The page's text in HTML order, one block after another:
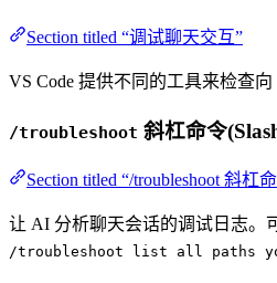
Section titled “调试聊天交互”
VS Code 提供不同的工具来检查
/troubleshoot 斜杠命令
Section titled “/troubleshoot 斜杠
让 AI 分析聊天会话的调试日志。
/troubleshoot list all paths